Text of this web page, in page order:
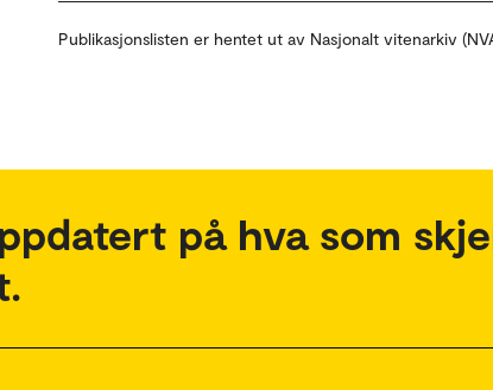
Publikasjonslisten er hentet ut av Nasjonalt vitenarkiv
på hva som